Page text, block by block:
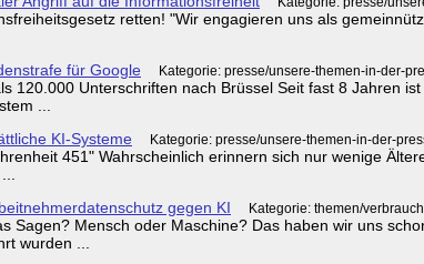
retten! "Wir engagieren uns als
für Google Kategorie: presse/unsere-themen-in-der-
120.000 Unterschriften nach Brüssel Seit fast 8 Jahren
...
KI-Systeme Kategorie: presse/unsere-themen-in-der-
451" Wahrscheinlich erinnern sich nur wenige
gegen KI Kategorie: themen/
Sagen? Mensch oder Maschine? Das haben wir uns
wurden ...